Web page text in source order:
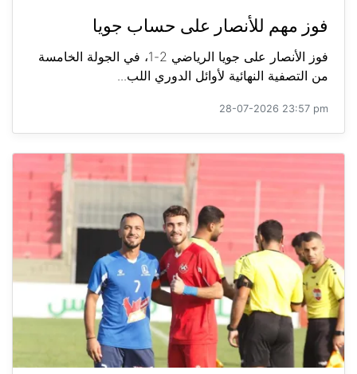
فوز مهم للأنصار على حساب جويا
فوز الأنصار على جويا الرياضي 2-1، في الجولة الخامسة
من التصفية النهائية لأوائل الدوري اللب...
28-07-2026 23:57 pm